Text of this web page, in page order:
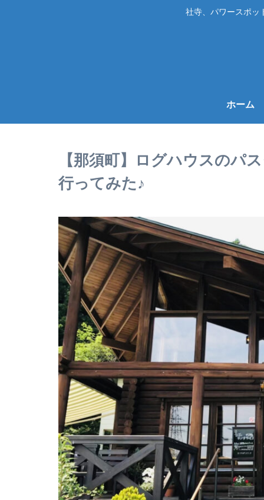
社寺、パワースポッ
ホーム
【那須町】ログハウスのパ
行ってみた♪